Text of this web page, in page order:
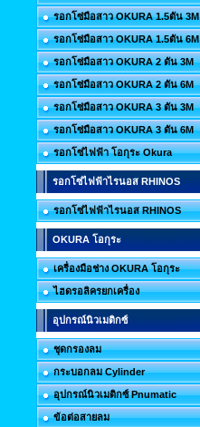
รอกโซ่มือสาว OKURA 1.5ตัน 3M
รอกโซ่มือสาว OKURA 1.5ตัน 6M
รอกโซ่มือสาว OKURA 2 ตัน 3M
รอกโซ่มือสาว OKURA 2 ตัน 6M
รอกโซ่มือสาว OKURA 3 ตัน 3M
รอกโซ่มือสาว OKURA 3 ตัน 6M
รอกโซ่ไฟฟ้า โอกุระ Okura
รอกโซ่ไฟฟ้าไรนอส RHINOS
รอกโซ่ไฟฟ้าไรนอส RHINOS
OKURA โอกุระ
เครื่องมือช่าง OKURA โอกุระ
ไฮดรอลิครยกเครื่อง
อุปกรณ์นิวเมติกซ์
ชุดกรองลม
กระบอกลม Cylinder
อุปกรณ์นิวเมติกซ์ Pnumatic
ข้อต่อสายลม